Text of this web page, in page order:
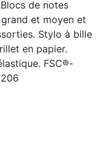
de notes
et moyen et
Stylo à bille
en papier.
FSC®-